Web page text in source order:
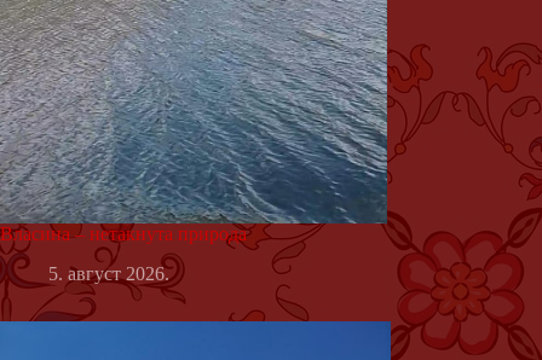
Власина – нетакнута природа
5. август 2026.